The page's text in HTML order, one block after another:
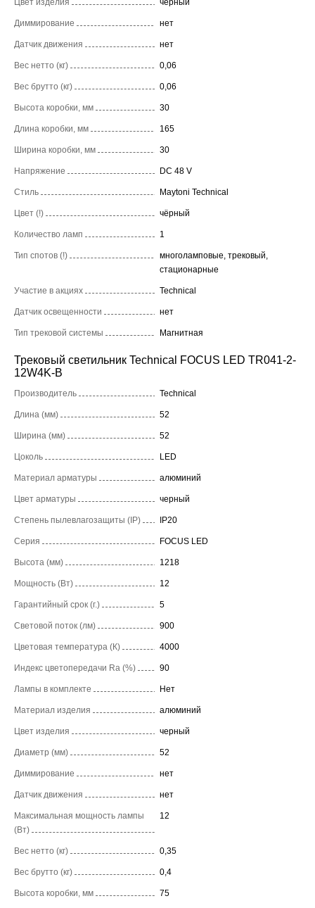
Диммирование нет
Датчик движения нет
Вес нетто (кг) 0,06
Вес брутто (кг) 0,06
Высота коробки, мм 30
Длина коробки, мм 165
Ширина коробки, мм 30
Напряжение DC 48 V
Стиль Maytoni Technical
Цвет (!) чёрный
Количество ламп 1
Тип спотов (!)
многоламповые, трековый,
стационарные
Участие в акциях Technical
Датчик освещенности нет
Тип трековой системы Магнитная
Трековый светильник Technical FOCUS LED TR041-2-
12W4K-B
Производитель Technical
Длина (мм) 52
Ширина (мм) 52
Цоколь LED
Материал арматуры алюминий
Цвет арматуры черный
Степень пылевлагозащиты (IP) IP20
Серия FOCUS LED
Высота (мм) 1218
Мощность (Вт) 12
Гарантийный срок (г.) 5
Световой поток (лм) 900
Цветовая температура (К) 4000
Индекс цветопередачи Ra (%) 90
Лампы в комплекте Нет
Материал изделия алюминий
Цвет изделия черный
Диаметр (мм) 52
Диммирование нет
Датчик движения нет
Максимальная мощность лампы
(Вт)
12
Вес нетто (кг) 0,35
Вес брутто (кг) 0,4
Высота коробки, мм 75